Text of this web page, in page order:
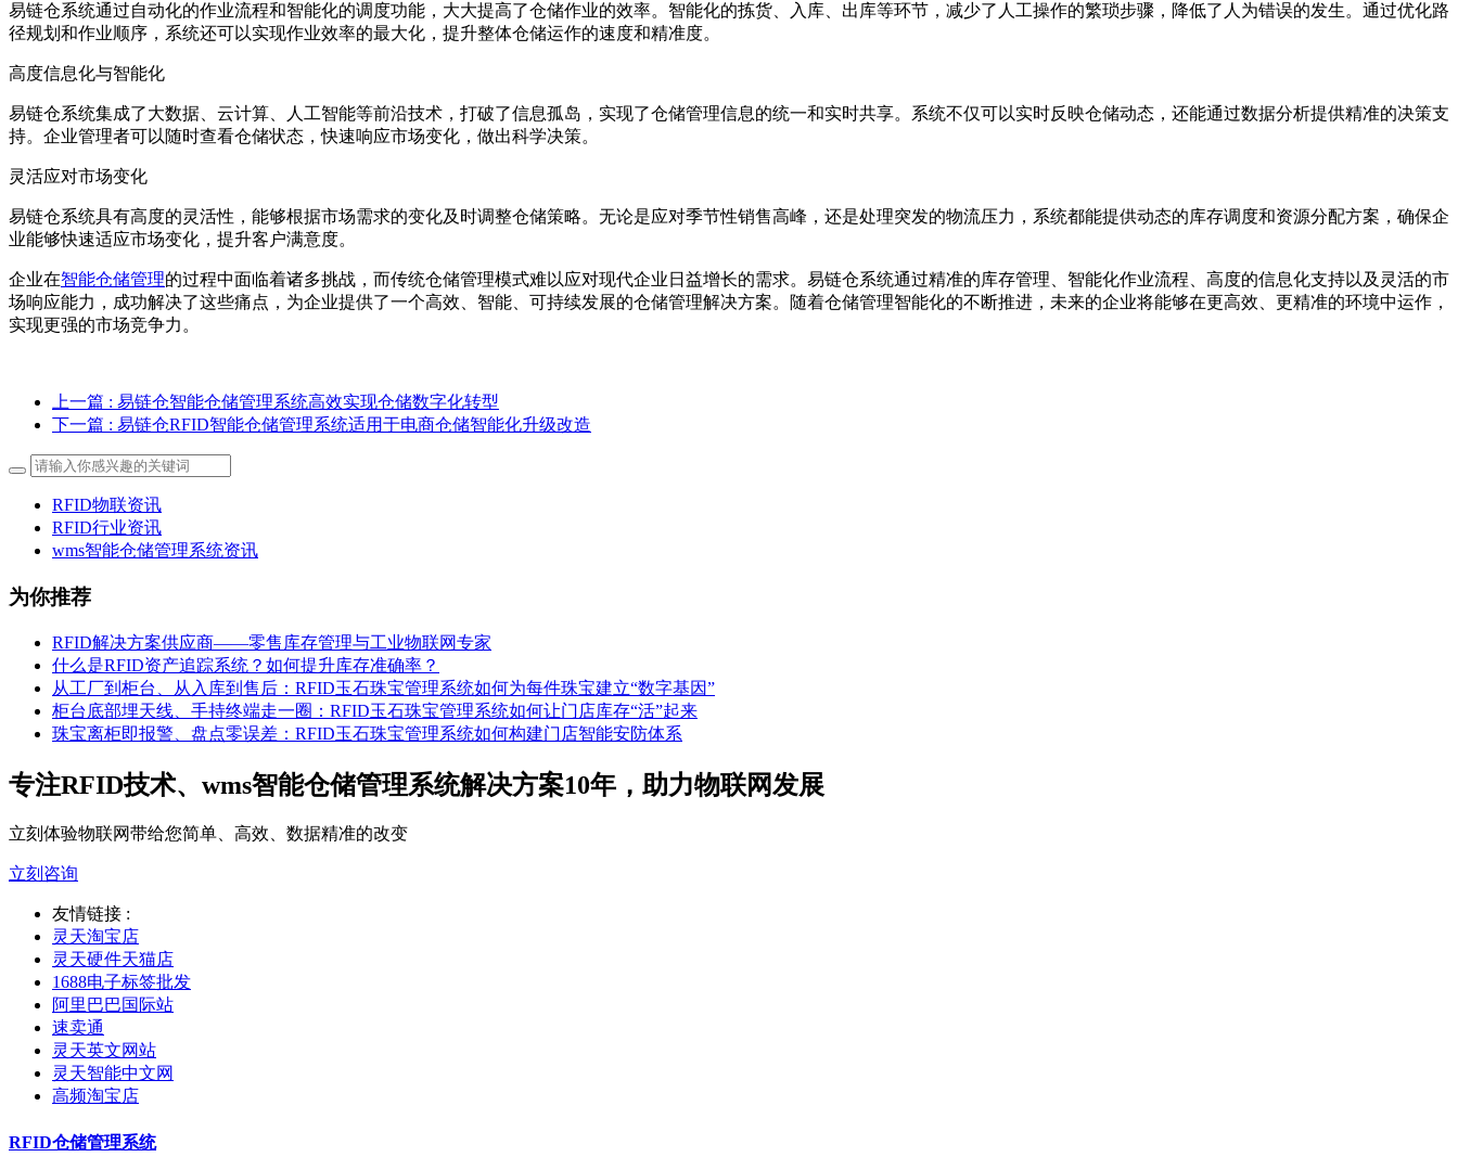
易链仓系统通过自动化的作业流程和智能化的调度功能，大大提高了仓储作业的效率。智能化的拣货、入库、出库等环节，减少了人工操作的繁琐步骤，降低了人为错误的发生。通过优化路
径规划和作业顺序，系统还可以实现作业效率的最大化，提升整体仓储运作的速度和精准度。
高度信息化与智能化
易链仓系统集成了大数据、云计算、人工智能等前沿技术，打破了信息孤岛，实现了仓储管理信息的统一和实时共享。系统不仅可以实时反映仓储动态，还能通过数据分析提供精准的决策支
持。企业管理者可以随时查看仓储状态，快速响应市场变化，做出科学决策。
灵活应对市场变化
易链仓系统具有高度的灵活性，能够根据市场需求的变化及时调整仓储策略。无论是应对季节性销售高峰，还是处理突发的物流压力，系统都能提供动态的库存调度和资源分配方案，确保企
业能够快速适应市场变化，提升客户满意度。
企业在智能仓储管理的过程中面临着诸多挑战，而传统仓储管理模式难以应对现代企业日益增长的需求。易链仓系统通过精准的库存管理、智能化作业流程、高度的信息化支持以及灵活的市
场响应能力，成功解决了这些痛点，为企业提供了一个高效、智能、可持续发展的仓储管理解决方案。随着仓储管理智能化的不断推进，未来的企业将能够在更高效、更精准的环境中运作，
实现更强的市场竞争力。
上一篇 : 易链仓智能仓储管理系统高效实现仓储数字化转型
下一篇 : 易链仓RFID智能仓储管理系统适用于电商仓储智能化升级改造
RFID物联资讯
RFID行业资讯
wms智能仓储管理系统资讯
为你推荐
RFID解决方案供应商——零售库存管理与工业物联网专家
什么是RFID资产追踪系统？如何提升库存准确率？
从工厂到柜台、从入库到售后：RFID玉石珠宝管理系统如何为每件珠宝建立“数字基因”
柜台底部埋天线、手持终端走一圈：RFID玉石珠宝管理系统如何让门店库存“活”起来
珠宝离柜即报警、盘点零误差：RFID玉石珠宝管理系统如何构建门店智能安防体系
专注RFID技术、wms智能仓储管理系统解决方案10年，助力物联网发展
立刻体验物联网带给您简单、高效、数据精准的改变
立刻咨询
友情链接 :
灵天淘宝店
灵天硬件天猫店
1688电子标签批发
阿里巴巴国际站
速卖通
灵天英文网站
灵天智能中文网
高频淘宝店
RFID仓储管理系统